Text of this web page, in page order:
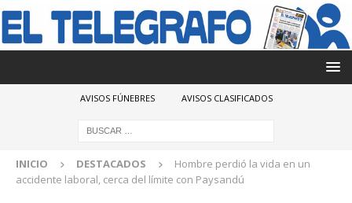
AVISOS FÚNEBRES AVISOS CLASIFICADOS
INICIO DESTACADOS
Hombre perdió la vida en un
accidente laboral, cerca del límite con Paysandú